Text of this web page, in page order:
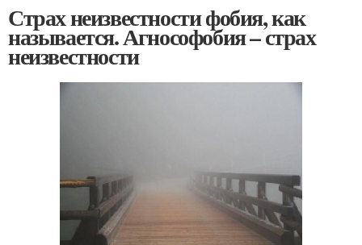
Страх неизвестности фобия, как
называется. Агнософобия – страх
неизвестности